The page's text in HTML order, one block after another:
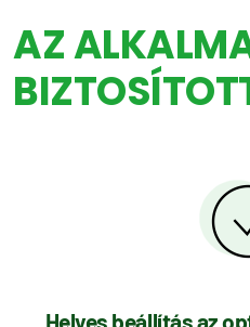
AZ
Helyes beállítás az